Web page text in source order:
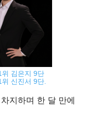
김은지 9단
신진서 9단.
지하며 한 달 만에